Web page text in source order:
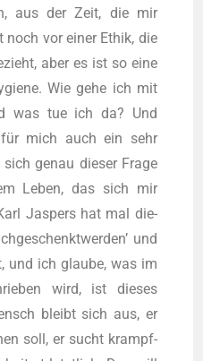
aus der Zeit, die mir
vor einer Ethik, die
aber es ist so eine
Wie gehe ich mit
was tue ich da? Und
mich auch ein sehr
genau die­ser Fra­ge
Leben, das sich mir
Jas­pers hat mal die­
und
und ich glau­be, was im
wird, ist die­ses
bleibt sich aus, er
soll, er sucht krampf­